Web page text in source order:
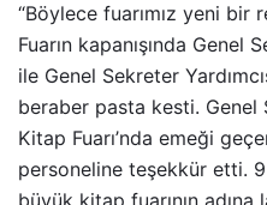
“Böylece fuarımız yeni bir
Fuarın kapanışında Genel
ile Genel Sekreter
beraber pasta kesti. Genel
Kitap Fuarı’nda emeği
personeline teşekkür etti.
büyük kitap fuarının adına